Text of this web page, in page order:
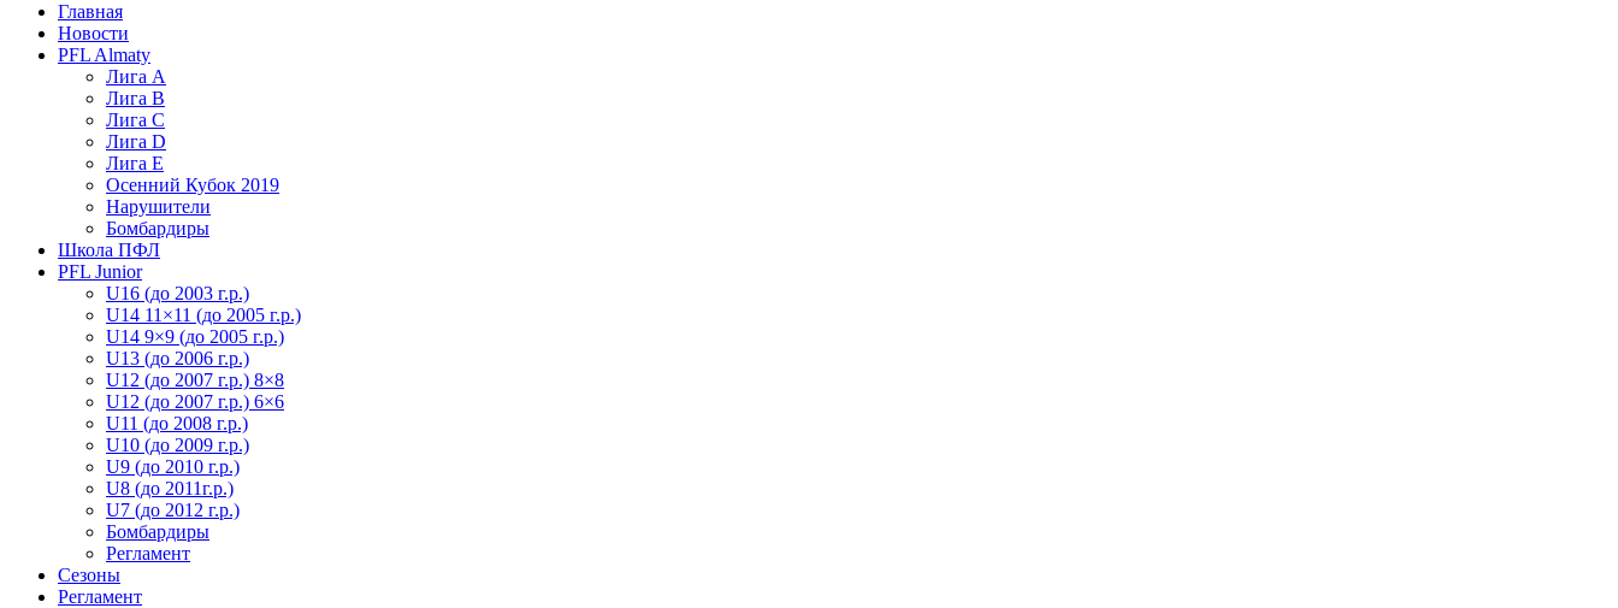
Главная
Новости
PFL Almaty
Лига A
Лига В
Лига С
Лига D
Лига Е
Осенний Кубок 2019
Нарушители
Бомбардиры
Школа ПФЛ
PFL Junior
U16 (до 2003 г.р.)
U14 11×11 (до 2005 г.р.)
U14 9×9 (до 2005 г.р.)
U13 (до 2006 г.р.)
U12 (до 2007 г.р.) 8×8
U12 (до 2007 г.р.) 6×6
U11 (до 2008 г.р.)
U10 (до 2009 г.р.)
U9 (до 2010 г.р.)
U8 (до 2011г.р.)
U7 (до 2012 г.р.)
Бомбардиры
Регламент
Сезоны
Регламент